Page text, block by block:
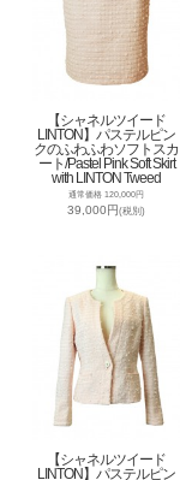
【シャネルツイード
LINTON】パステルピン
クのふわふわソフトスカ
ート/Pastel Pink Soft Skirt
with LINTON Tweed
通常価格 120,000円
39,000円(税別)
【シャネルツイード
LINTON】パステルピン